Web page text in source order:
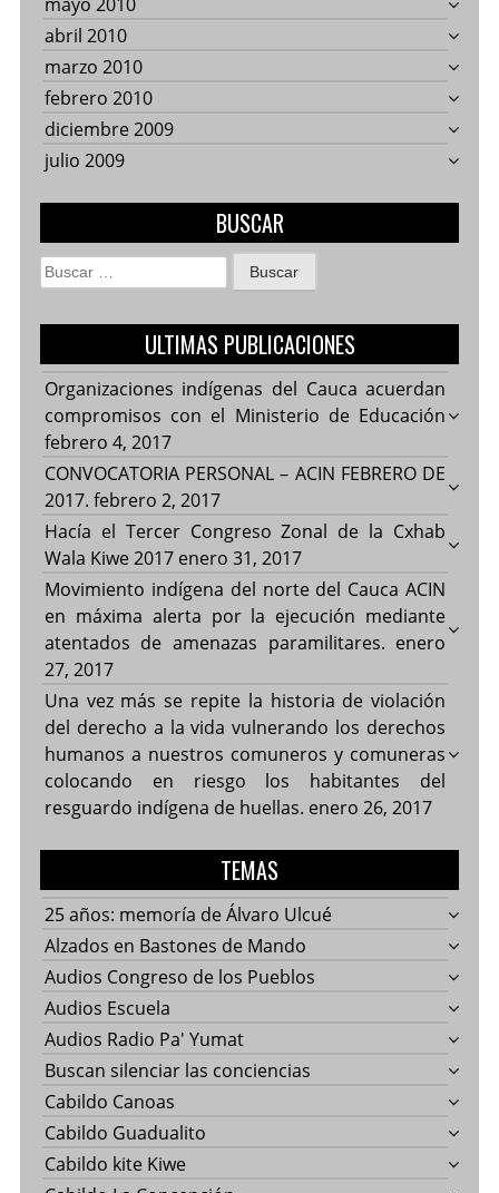
abril 2010
marzo 2010
febrero 2010
diciembre 2009
julio 2009
BUSCAR
Buscar:
ULTIMAS PUBLICACIONES
Organizaciones indígenas del Cauca acuerdan
compromisos con el Ministerio de Educación
febrero 4, 2017
CONVOCATORIA PERSONAL – ACIN FEBRERO DE
2017. febrero 2, 2017
Hacía el Tercer Congreso Zonal de la Cxhab
Wala Kiwe 2017 enero 31, 2017
Movimiento indígena del norte del Cauca ACIN
en máxima alerta por la ejecución mediante
atentados de amenazas paramilitares. enero
27, 2017
Una vez más se repite la historia de violación
del derecho a la vida vulnerando los derechos
humanos a nuestros comuneros y comuneras
colocando en riesgo los habitantes del
resguardo indígena de huellas. enero 26, 2017
TEMAS
25 años: memoría de Álvaro Ulcué
Alzados en Bastones de Mando
Audios Congreso de los Pueblos
Audios Escuela
Audios Radio Pa' Yumat
Buscan silenciar las conciencias
Cabildo Canoas
Cabildo Guadualito
Cabildo kite Kiwe